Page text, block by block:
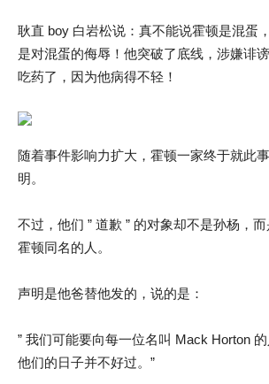
耿直 boy 白岩松说：真不能说霍顿是混蛋
是对混蛋的侮辱！他突破了底线，涉嫌诽
吃药了，因为他病得不轻！
随着事件影响力扩大，霍顿一家终于就此
明。
不过，他们 ” 道歉 ” 的对象却不是孙杨，
霍顿同名的人。
声明是他爸替他发的，说的是：
” 我们可能要向每一位名叫 Mack Horton
他们的日子并不好过。”